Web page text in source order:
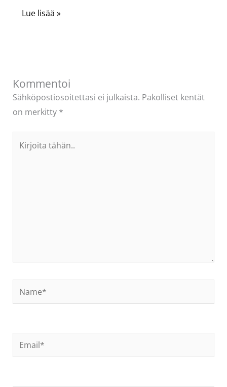
Lue lisää »
Kommentoi
Sähköpostiosoitettasi ei julkaista. Pakolliset kentät
on merkitty *
tähän..
Name*
Email*